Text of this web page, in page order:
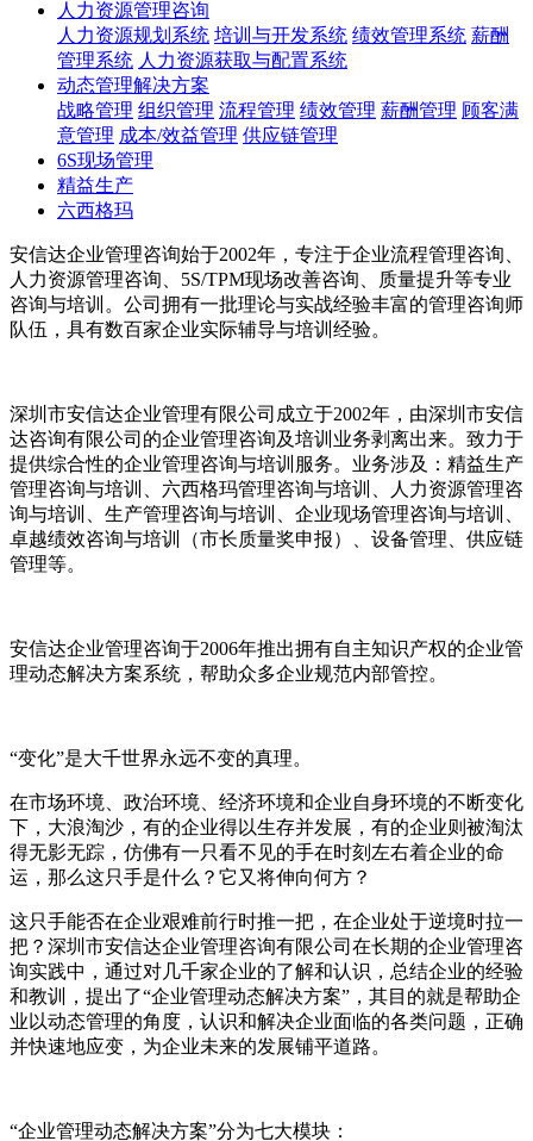
人力资源管理咨询
人力资源规划系统 培训与开发系统 绩效管理系统 薪酬
管理系统 人力资源获取与配置系统
动态管理解决方案
战略管理 组织管理 流程管理 绩效管理 薪酬管理 顾客满
意管理 成本/效益管理 供应链管理
6S现场管理
精益生产
六西格玛
安信达企业管理咨询始于2002年，专注于企业流程管理咨询、
人力资源管理咨询、5S/TPM现场改善咨询、质量提升等专业
咨询与培训。公司拥有一批理论与实战经验丰富的管理咨询师
队伍，具有数百家企业实际辅导与培训经验。
深圳市安信达企业管理有限公司成立于2002年，由深圳市安信
达咨询有限公司的企业管理咨询及培训业务剥离出来。致力于
提供综合性的企业管理咨询与培训服务。业务涉及：精益生产
管理咨询与培训、六西格玛管理咨询与培训、人力资源管理咨
询与培训、生产管理咨询与培训、企业现场管理咨询与培训、
卓越绩效咨询与培训（市长质量奖申报）、设备管理、供应链
管理等。
安信达企业管理咨询于2006年推出拥有自主知识产权的企业管
理动态解决方案系统，帮助众多企业规范内部管控。
“变化”是大千世界永远不变的真理。
在市场环境、政治环境、经济环境和企业自身环境的不断变化
下，大浪淘沙，有的企业得以生存并发展，有的企业则被淘汰
得无影无踪，仿佛有一只看不见的手在时刻左右着企业的命
运，那么这只手是什么？它又将伸向何方？
这只手能否在企业艰难前行时推一把，在企业处于逆境时拉一
把？深圳市安信达企业管理咨询有限公司在长期的企业管理咨
询实践中，通过对几千家企业的了解和认识，总结企业的经验
和教训，提出了“企业管理动态解决方案”，其目的就是帮助企
业以动态管理的角度，认识和解决企业面临的各类问题，正确
并快速地应变，为企业未来的发展铺平道路。
“企业管理动态解决方案”分为七大模块：